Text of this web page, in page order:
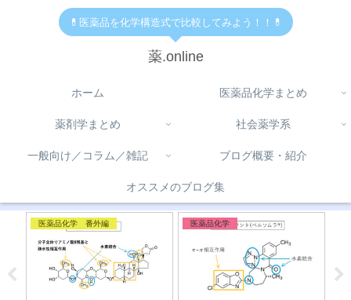
💊医薬品を化学構造式で比較してみよう！！💊
薬.online
ホーム 医薬品化学まとめ
薬剤学まとめ 社会薬学系
一般向け／コラム／雑記 ブログ概要・紹介
オススメのブログ集
医薬品化学 番外編 医薬品化学